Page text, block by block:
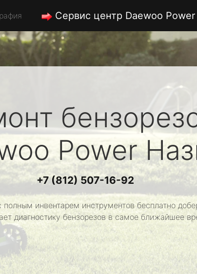
Сервис центр Daewoo Power
Power
+7 (812) 507-16-92
инвентарем инструментов бесплатно
диагностику бензорезов в самое ближайшее